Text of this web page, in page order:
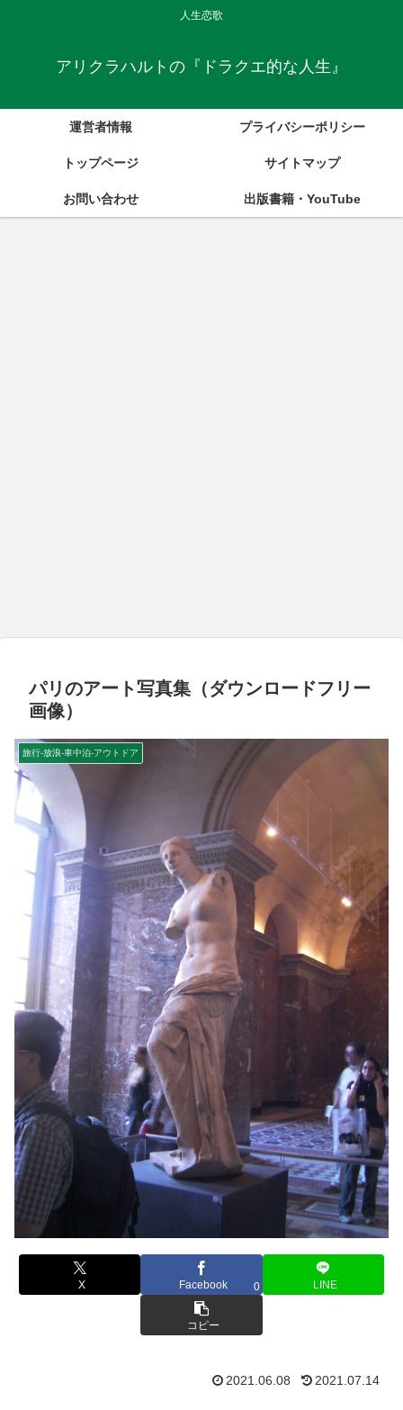
人生恋歌
アリクラハルトの『ドラクエ的な人生』
運営者情報 プライバシーポリシー
トップページ サイトマップ
お問い合わせ 出版書籍・YouTube
パリのアート写真集（ダウンロードフリー
画像）
旅行-放浪-車中泊-アウトドア
X Facebook 0 LINE
コピー
2021.06.08 2021.07.14